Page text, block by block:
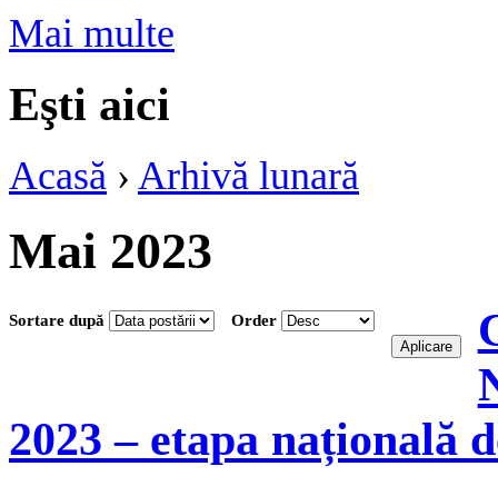
Mai multe
Eşti aici
Acasă › Arhivă lunară
Mai 2023
Sortare după Order
2023 – etapa națională